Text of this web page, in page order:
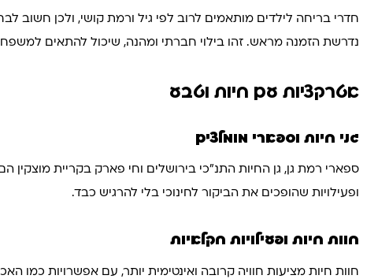
נדרשת הזמנה מראש. זהו בילוי חברתי ומהנה, שיכול להתאים
אטרקציות עם חיות וטבע
גני חיות וספארי מומלצים
ספארי רמת גן, גן החיות התנ״כי בירושלים וחי פארק בקריית
ופעילויות שהופכים את הביקור לחינוכי בלי להרגיש כבד.
חוות חיות ופעילויות חקלאיות
חוות חיות מציעות חוויה קרובה ואינטימית יותר, עם אפשרויות כמו